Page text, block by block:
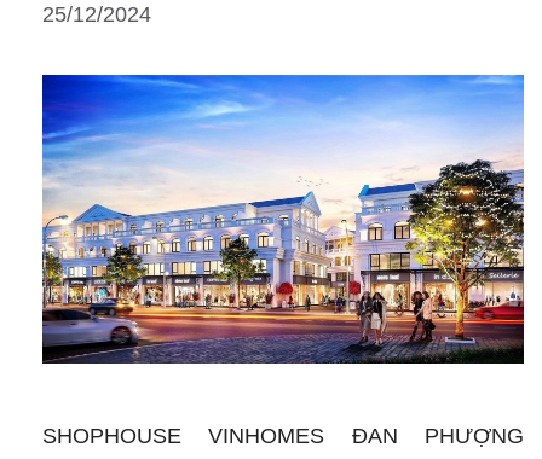
25/12/2024
SHOPHOUSE VINHOMES ĐAN PHƯỢNG